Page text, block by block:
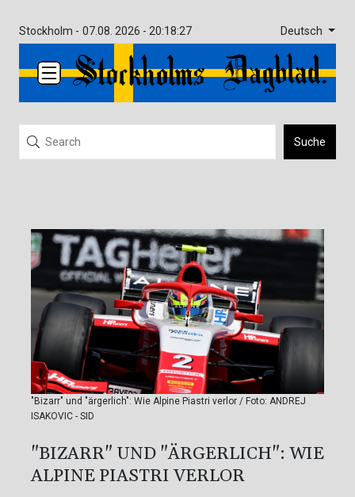
Stockholm - 07.08. 2026 - 20:18:27 Deutsch
Suche
"Bizarr" und "ärgerlich": Wie Alpine Piastri verlor / Foto: ANDREJ
ISAKOVIC - SID
"BIZARR" UND "ÄRGERLICH": WIE
ALPINE PIASTRI VERLOR